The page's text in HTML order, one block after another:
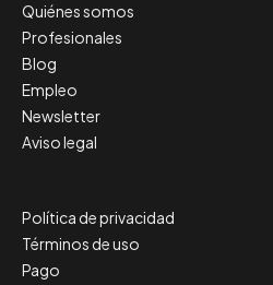
Quiénes somos
Profesionales
Blog
Empleo
Newsletter
Aviso legal
Política de privacidad
Términos de uso
Pago